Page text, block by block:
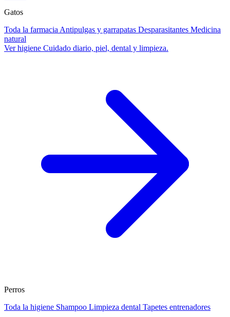
Gatos
Toda la farmacia Antipulgas y garrapatas Desparasitantes Medicina
natural
Ver higiene Cuidado diario, piel, dental y limpieza.
Perros
Toda la higiene Shampoo Limpieza dental Tapetes entrenadores